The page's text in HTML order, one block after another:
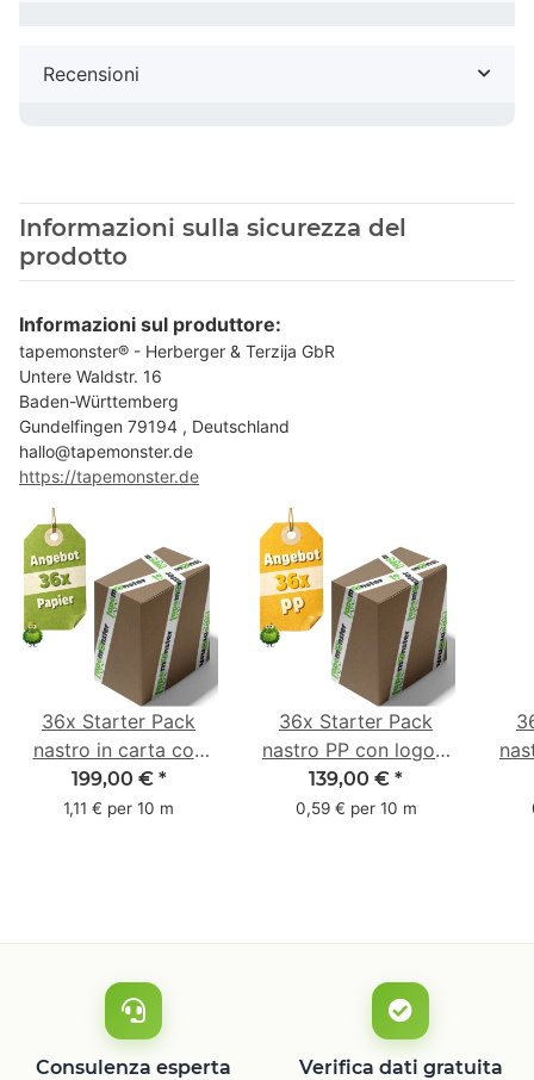
Recensioni
Informazioni sulla sicurezza del
prodotto
Informazioni sul produttore:
tapemonster® - Herberger & Terzija GbR
Untere Waldstr. 16
Baden-Württemberg
Gundelfingen 79194 , Deutschland
hallo@tapemonster.de
https://tapemonster.de
36x Starter Pack
nastro in carta con
logo - 1 colore - 50
mm x 50 m - caucciù
199,00 € *
1,11 € per 10 m
36x Starter Pack
nastro PP con logo -
1 colore - 48 mm x
66 m
139,00 € *
0,59 € per 10 m
Consulenza esperta Verifica dati gratuita